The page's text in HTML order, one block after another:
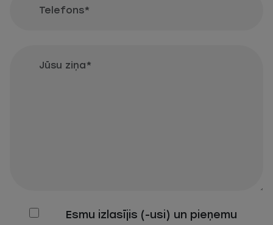
Esmu izlasījis (-usi) un pieņemu